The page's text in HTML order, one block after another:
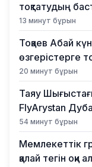
тоқтатудың
13 минут бұрын
Тоқаев Абай
өзгерістерге
20 минут бұрын
Таяу
FlyArystan
54 минут бұрын
Мемлекеттік
қалай тегін оқи